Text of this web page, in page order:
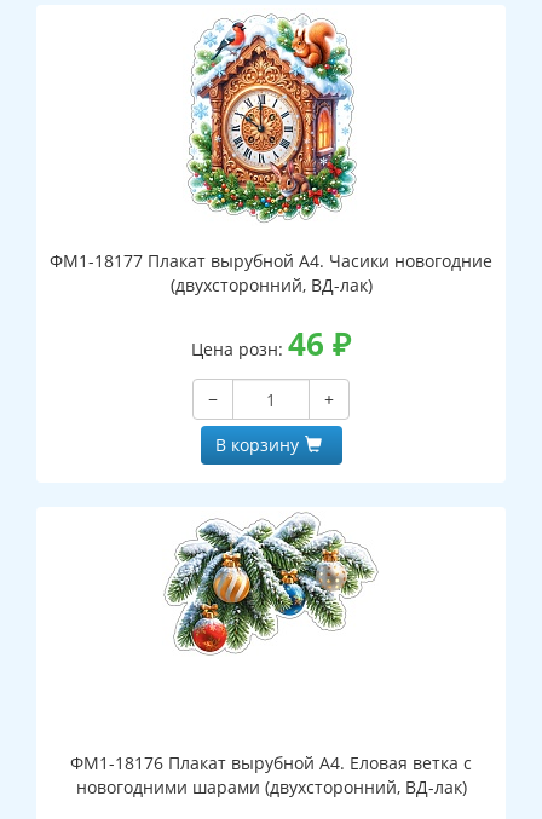
ФМ1-18177 Плакат вырубной А4. Часики новогодние
(двухсторонний, ВД-лак)
Цена розн: 46 ₽
−
+
В корзину
ФМ1-18176 Плакат вырубной А4. Еловая ветка с
новогодними шарами (двухсторонний, ВД-лак)